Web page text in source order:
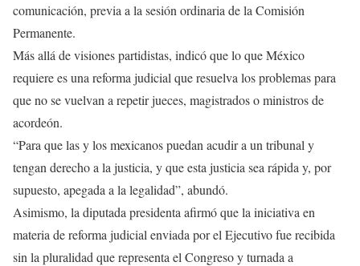
comunicación, previa a la sesión ordinaria de la Comisión
Permanente.
Más allá de visiones partidistas, indicó que lo que México
requiere es una reforma judicial que resuelva los problemas para
que no se vuelvan a repetir jueces, magistrados o ministros de
acordeón.
“Para que las y los mexicanos puedan acudir a un tribunal y
tengan derecho a la justicia, y que esta justicia sea rápida y, por
supuesto, apegada a la legalidad”, abundó.
Asimismo, la diputada presidenta afirmó que la iniciativa en
materia de reforma judicial enviada por el Ejecutivo fue recibida
sin la pluralidad que representa el Congreso y turnada a